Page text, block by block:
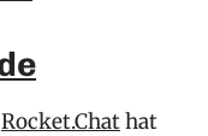
Rocket.Chathat